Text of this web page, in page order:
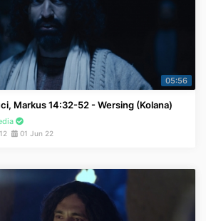
05:56
Markus 14:32-52 - Wersing (Kolana)
01 Jun 22